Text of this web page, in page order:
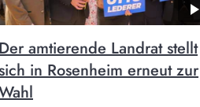
amtierende Landrat stellt
in Rosenheim erneut zur